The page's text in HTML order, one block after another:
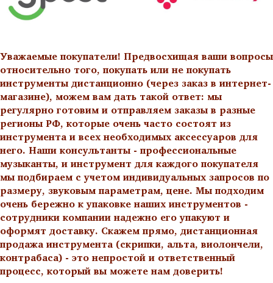
Уважаемые покупатели! Предвосхищая ваши вопросы
относительно того, покупать или не покупать
инструменты дистанционно (через заказ в интернет-
магазине), можем вам дать такой ответ: мы
регулярно готовим и отправляем заказы в разные
регионы РФ, которые очень часто состоят из
инструмента и всех необходимых аксессуаров для
него. Наши консультанты - профессиональные
музыканты, и инструмент для каждого покупателя
мы подбираем с учетом индивидуальных запросов по
размеру, звуковым параметрам, цене. Мы подходим
очень бережно к упаковке наших инструментов -
сотрудники компании надежно его упакуют и
оформят доставку. Скажем прямо, дистанционная
продажа инструмента (скрипки, альта, виолончели,
контрабаса) - это непростой и ответственный
процесс, который вы можете нам доверить!